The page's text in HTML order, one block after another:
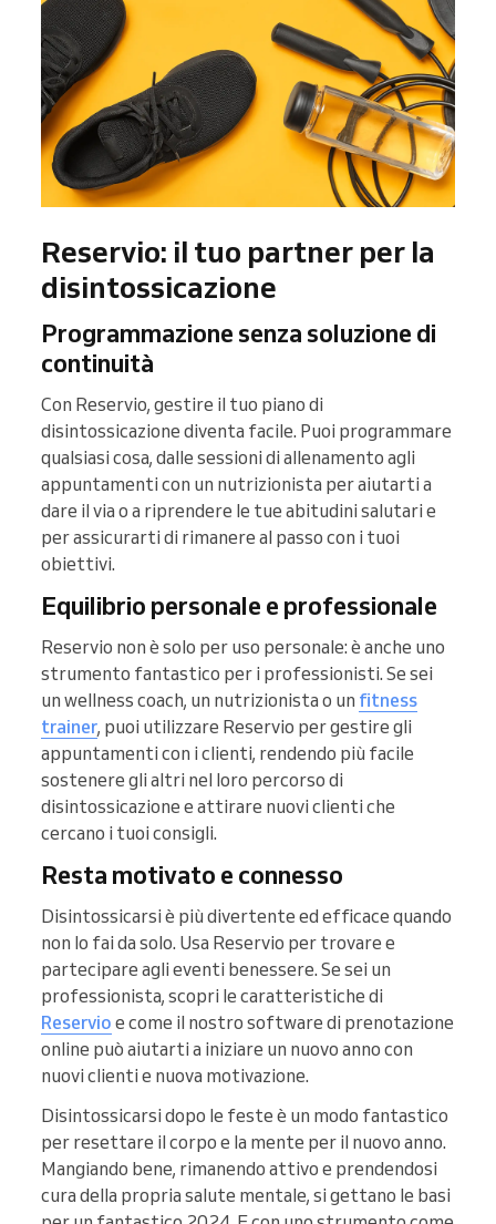
Reservio: il tuo partner per la
disintossicazione
Programmazione senza soluzione di
continuità
Con Reservio, gestire il tuo piano di
disintossicazione diventa facile. Puoi programmare
qualsiasi cosa, dalle sessioni di allenamento agli
appuntamenti con un nutrizionista per aiutarti a
dare il via o a riprendere le tue abitudini salutari e
per assicurarti di rimanere al passo con i tuoi
obiettivi.
Equilibrio personale e professionale
Reservio non è solo per uso personale: è anche uno
strumento fantastico per i professionisti. Se sei
un wellness coach, un nutrizionista o un fitness
trainer, puoi utilizzare Reservio per gestire gli
appuntamenti con i clienti, rendendo più facile
sostenere gli altri nel loro percorso di
disintossicazione e attirare nuovi clienti che
cercano i tuoi consigli.
Resta motivato e connesso
Disintossicarsi è più divertente ed efficace quando
non lo fai da solo. Usa Reservio per trovare e
partecipare agli eventi benessere. Se sei un
professionista, scopri le caratteristiche di
Reservio e come il nostro software di prenotazione
online può aiutarti a iniziare un nuovo anno con
nuovi clienti e nuova motivazione.
Disintossicarsi dopo le feste è un modo fantastico
per resettare il corpo e la mente per il nuovo anno.
Mangiando bene, rimanendo attivo e prendendosi
cura della propria salute mentale, si gettano le basi